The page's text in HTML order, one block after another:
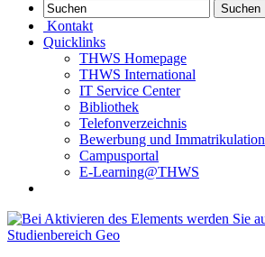
Kontakt
Quicklinks
THWS Homepage
THWS International
IT Service Center
Bibliothek
Telefonverzeichnis
Bewerbung und Immatrikulation
Campusportal
E-Learning@THWS
Studienbereich Geo